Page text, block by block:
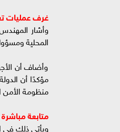
غرف عمليات
وأشار
المحلية
وأضاف أن
مؤكدًا أن
منظومة الأمن
متابعة
ويأتي ذلك في